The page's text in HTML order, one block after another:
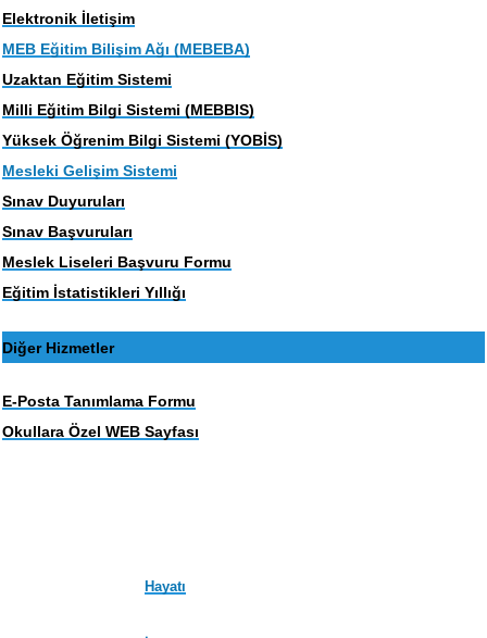
Elektronik İletişim
MEB Eğitim Bilişim Ağı (MEBEBA)
Uzaktan Eğitim Sistemi
Milli Eğitim Bilgi Sistemi (MEBBIS)
Yüksek Öğrenim Bilgi Sistemi (YOBİS)
Mesleki Gelişim Sistemi
Sınav Duyuruları
Sınav Başvuruları
Meslek Liseleri Başvuru Formu
Eğitim İstatistikleri Yıllığı
Diğer Hizmetler
E-Posta Tanımlama Formu
Okullara Özel WEB Sayfası
Hayatı